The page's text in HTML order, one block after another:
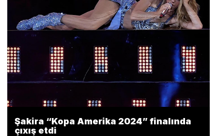
Şakira “Kopa Amerika 2024” finalında
çıxış etdi